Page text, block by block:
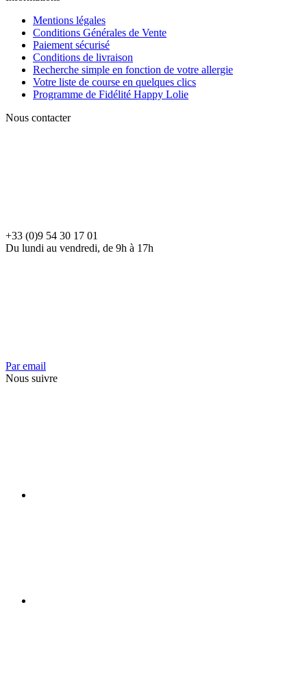
Mentions légales
Conditions Générales de Vente
Paiement sécurisé
Conditions de livraison
Recherche simple en fonction de votre allergie
Votre liste de course en quelques clics
Programme de Fidélité Happy Lolie
Nous contacter
+33 (0)9 54 30 17 01
Du lundi au vendredi, de 9h à 17h
Par email
Nous suivre